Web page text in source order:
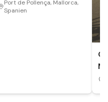
Port de Pollença, Mallorca,
Spanien